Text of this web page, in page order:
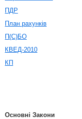
ПДР
План рахунків
П(С)БО
КВЕД-2010
КП
Основні Закони